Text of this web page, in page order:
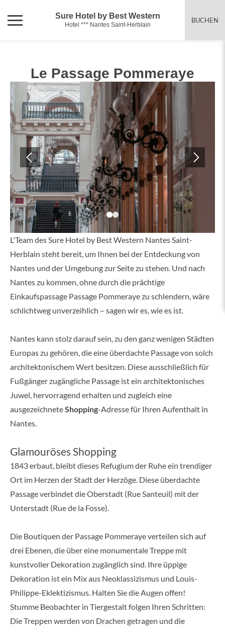
Sure Hotel by Best Western
Hotel *** Nantes Saint-Herblain
BUCHEN
Le Passage Pommeraye
L'Team des Sure Hotel by Best Western Nantes Saint-
Herblain steht bereit, um Ihnen bei der Entdeckung von
Nantes und der Umgebung zur Seite zu stehen. Und nach
Nantes zu kommen, ohne durch die prächtige
Einkaufspassage Passage Pommeraye zu schlendern, wäre
schlichtweg unverzeihlich – sagen wir es, wie es ist.
Nantes kann stolz darauf sein, zu den ganz wenigen Städten
Europas zu gehören, die eine überdachte Passage von solch
architektonischem Wert besitzen. Diese ausschließlich für
Fußgänger zugängliche Passage ist ein architektonisches
Juwel, hervorragend erhalten und zugleich eine
ausgezeichneteShopping-Adresse für Ihren Aufenthalt in
Nantes.
Glamouröses Shopping
1843 erbaut, bleibt dieses Refugium der Ruhe ein trendiger
Ort im Herzen der Stadt der Herzöge. Diese überdachte
Passage verbindet die Oberstadt (Rue Santeuil) mit der
Unterstadt (Rue de la Fosse).
Die Boutiquen der Passage Pommeraye verteilen sich auf
drei Ebenen, die über eine monumentale Treppe mit
kunstvoller Dekoration zugänglich sind. Ihre üppige
Dekoration ist ein Mix aus Neoklassizismus und Louis-
Philippe-Eklektizismus. Halten Sie die Augen offen!
Stumme Beobachter in Tiergestalt folgen Ihren Schritten:
Die Treppen werden von Drachen getragen und die